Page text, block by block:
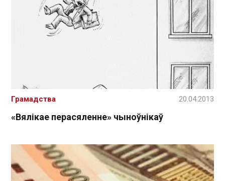
«Вялікае перасяленне» чыноўнікаў
Грамадства 20.04.2013